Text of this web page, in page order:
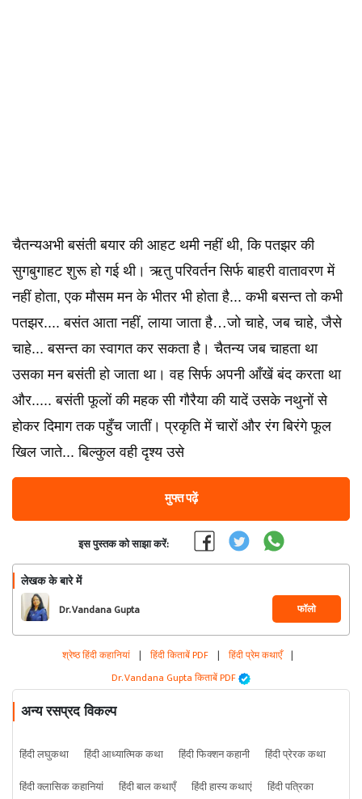
चैतन्यअभी बसंती बयार की आहट थमी नहीं थी, कि पतझर की
सुगबुगाहट शुरू हो गई थी। ऋतु परिवर्तन सिर्फ बाहरी वातावरण में
नहीं होता, एक मौसम मन के भीतर भी होता है... कभी बसन्त तो कभी
पतझर.... बसंत आता नहीं, लाया जाता है…जो चाहे, जब चाहे, जैसे
चाहे... बसन्त का स्वागत कर सकता है। चैतन्य जब चाहता था
उसका मन बसंती हो जाता था। वह सिर्फ अपनी आँखें बंद करता था
और..... बसंती फूलों की महक सी गौरैया की यादें उसके नथुनों से
होकर दिमाग तक पहुँच जातीं। प्रकृति में चारों और रंग बिरंगे फूल
खिल जाते... बिल्कुल वही दृश्य उसे
मुफ्त पढ़ें
इस पुस्तक को साझा करें:
लेखक के बारे में
Dr. Vandana Gupta फॉलो
श्रेष्ठ हिंदी कहानियां | हिंदी किताबें PDF | हिंदी प्रेम कथाएँ |
Dr. Vandana Gupta किताबें PDF
अन्य रसप्रद विकल्प
हिंदी लघुकथा हिंदी आध्यात्मिक कथा हिंदी फिक्शन कहानी
हिंदी प्रेरक कथा
हिंदी क्लासिक कहानियां
हिंदी बाल कथाएँ हिंदी हास्य कथाएं हिंदी पत्रिका